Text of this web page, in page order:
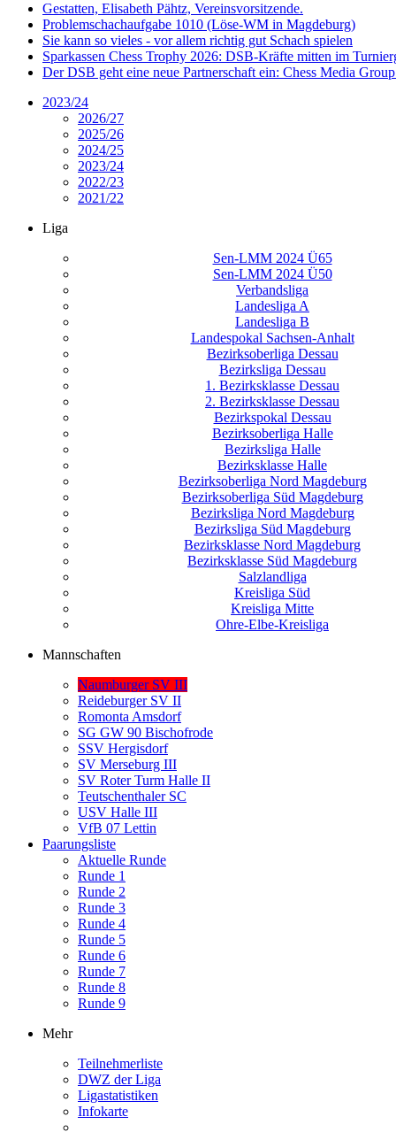
Gestatten, Elisabeth Pähtz, Vereinsvorsitzende.
Problemschachaufgabe 1010 (Löse-WM in Magdeburg)
Sie kann so vieles - vor allem richtig gut Schach spielen
Sparkassen Chess Trophy 2026: DSB-Kräfte mitten im
Der DSB geht eine neue Partnerschaft ein: Chess Media
2023/24
2026/27
2025/26
2024/25
2023/24
2022/23
2021/22
Liga
Sen-LMM 2024 Ü65
Sen-LMM 2024 Ü50
Verbandsliga
Landesliga A
Landesliga B
Landespokal Sachsen-Anhalt
Bezirksoberliga Dessau
Bezirksliga Dessau
1. Bezirksklasse Dessau
2. Bezirksklasse Dessau
Bezirkspokal Dessau
Bezirksoberliga Halle
Bezirksliga Halle
Bezirksklasse Halle
Bezirksoberliga Nord Magdeburg
Bezirksoberliga Süd Magdeburg
Bezirksliga Nord Magdeburg
Bezirksliga Süd Magdeburg
Bezirksklasse Nord Magdeburg
Bezirksklasse Süd Magdeburg
Salzlandliga
Kreisliga Süd
Kreisliga Mitte
Ohre-Elbe-Kreisliga
Mannschaften
Naumburger SV III
Reideburger SV II
Romonta Amsdorf
SG GW 90 Bischofrode
SSV Hergisdorf
SV Merseburg III
SV Roter Turm Halle II
Teutschenthaler SC
USV Halle III
VfB 07 Lettin
Paarungsliste
Aktuelle Runde
Runde 1
Runde 2
Runde 3
Runde 4
Runde 5
Runde 6
Runde 7
Runde 8
Runde 9
Mehr
Teilnehmerliste
DWZ der Liga
Ligastatistiken
Infokarte